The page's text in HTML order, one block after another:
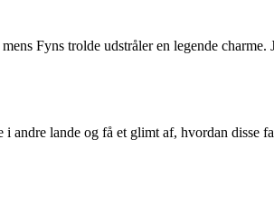
Fyns trolde udstråler en legende
lande og få et glimt af, hvordan disse